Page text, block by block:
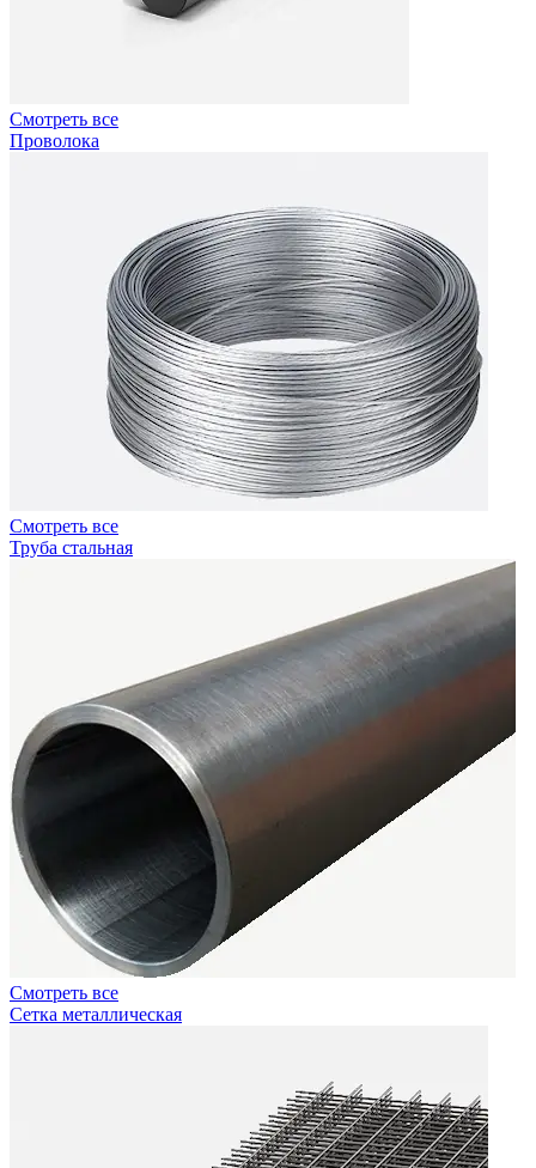
Смотреть все
Проволока
Смотреть все
Труба стальная
Смотреть все
Сетка металлическая